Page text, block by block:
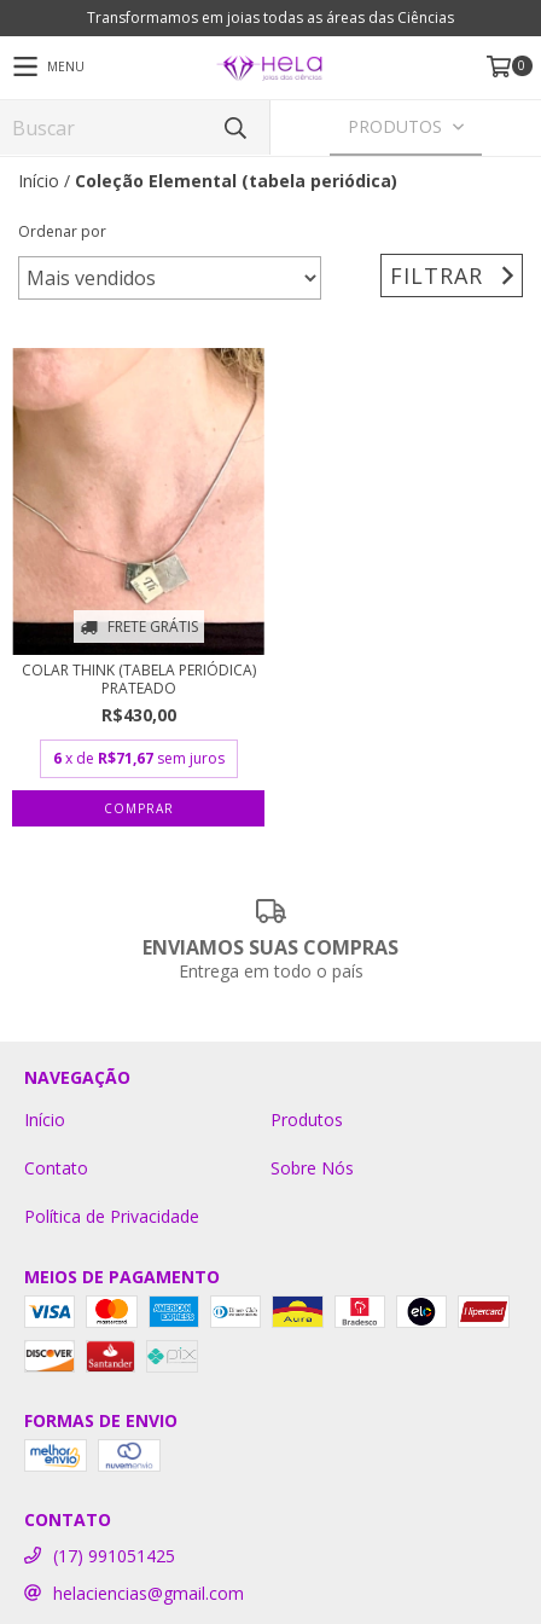
Transformamos em joias todas as áreas das Ciências
MENU 0
PRODUTOS
Início / Coleção Elemental (tabela periódica)
Ordenar por
FILTRAR
FRETE GRÁTIS
COLAR THINK (TABELA PERIÓDICA)
PRATEADO
R$430,00
6 x de R$71,67 sem juros
ENVIAMOS SUAS COMPRAS
Entrega em todo o país
NAVEGAÇÃO
Início
Produtos
Contato Sobre Nós
Política de Privacidade
MEIOS DE PAGAMENTO
FORMAS DE ENVIO
CONTATO
(17) 991051425
helaciencias@gmail.com